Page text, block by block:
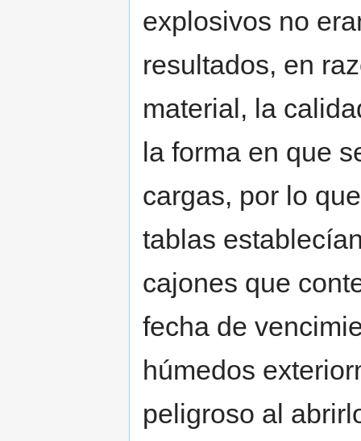
explosivos no
resultados, en
material, la
la forma en que
cargas, por lo
tablas
cajones que
fecha de
húmedos
peligroso al